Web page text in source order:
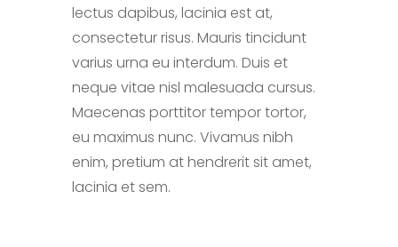
lectus dapibus, lacinia est at,
consectetur risus. Mauris tincidunt
varius urna eu interdum. Duis et
neque vitae nisl malesuada cursus.
Maecenas porttitor tempor tortor,
eu maximus nunc. Vivamus nibh
enim, pretium at hendrerit sit amet,
lacinia et sem.